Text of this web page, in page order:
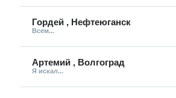
Гордей , Нефтеюганск
Всем...
Артемий , Волгоград
Я искал...